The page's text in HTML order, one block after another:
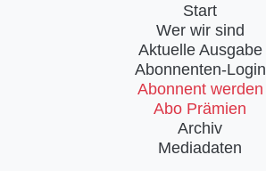
Start
Wer wir sind
Aktuelle Ausgabe
Abonnenten-Login
Abonnent werden
Abo Prämien
Archiv
Mediadaten